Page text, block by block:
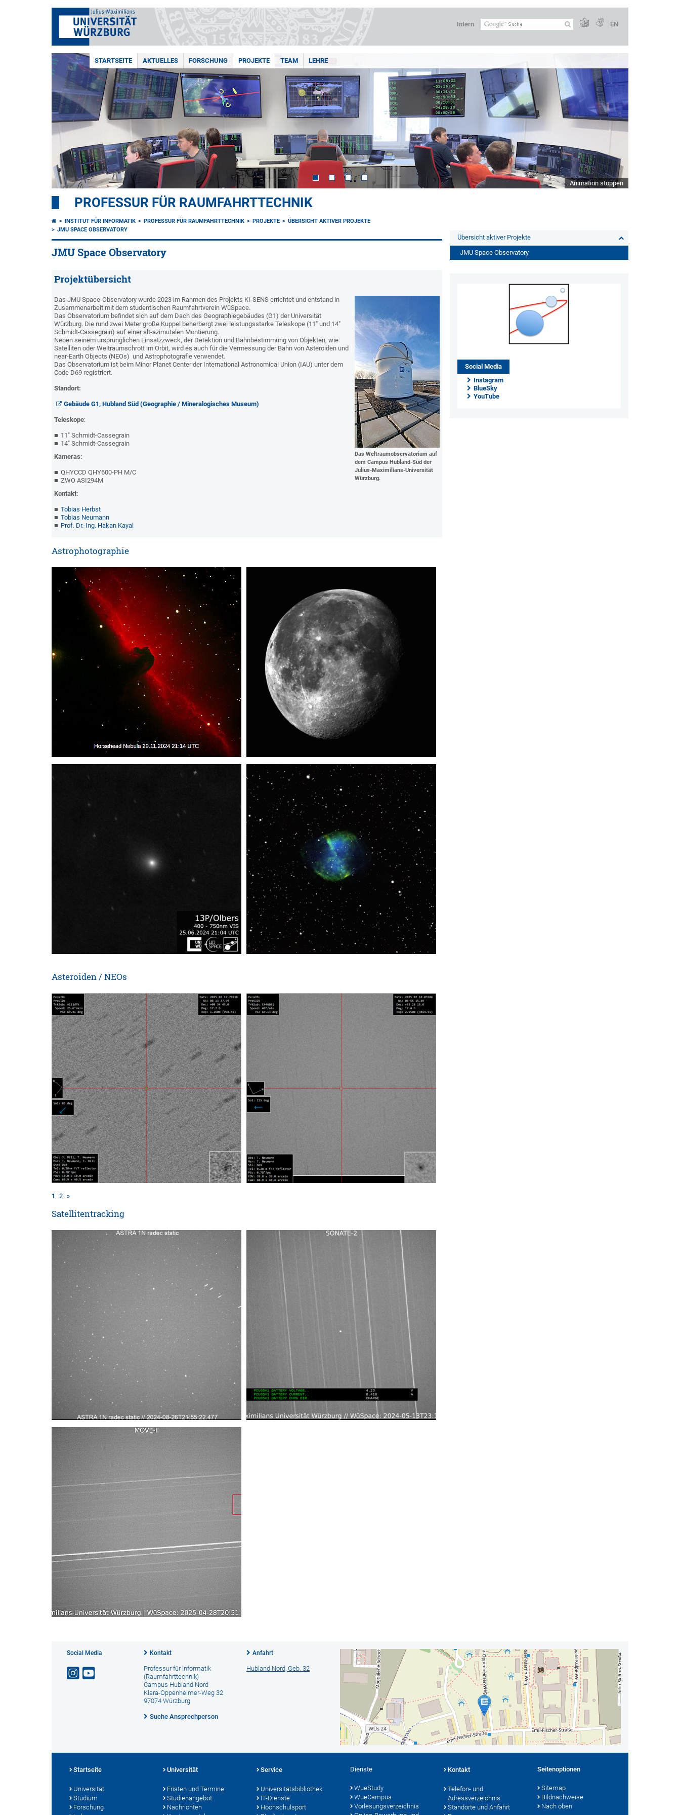
Intern EN
STARTSEITE AKTUELLES FORSCHUNG PROJEKTE TEAM LEHRE
Animation stoppen
PROFESSUR FÜR RAUMFAHRTTECHNIK
INSTITUT FÜR INFORMATIK PROFESSUR FÜR RAUMFAHRTTECHNIK PROJEKTE
ÜBERSICHT AKTIVER PROJEKTE
JMU SPACE OBSERVATORY
JMU Space Observatory
Projektübersicht
Das Weltraumobservatorium auf
dem Campus Hubland-Süd der
Julius-Maximilians-Universität
Würzburg.
Das JMU Space-Observatory wurde 2023 im Rahmen des Projekts KI-SENS errichtet und entstand in
Zusammenarbeit mit dem studentischen Raumfahrtverein WüSpace.
Das Observatorium befindet sich auf dem Dach des Geographiegebäudes (G1) der Universität
Würzburg. Die rund zwei Meter große Kuppel beherbergt zwei leistungsstarke Teleskope (11" und 14"
Schmidt-Cassegrain) auf einer alt-azimutalen Montierung.
Neben seinem ursprünglichen Einsatzzweck, der Detektion und Bahnbestimmung von Objekten, wie
Satelliten oder Weltraumschrott im Orbit, wird es auch für die Vermessung der Bahn von Asteroiden und
near-Earth Objects (NEOs) und Astrophotografie verwendet.
Das Observatorium ist beim Minor Planet Center der International Astronomical Union (IAU) unter dem
Code D69 registriert.
Standort:
Gebäude G1, Hubland Süd (Geographie / Mineralogisches Museum)
Teleskope:
11" Schmidt-Cassegrain
14" Schmidt-Cassegrain
Kameras:
QHYCCD QHY600-PH M/C
ZWO ASI294M
Kontakt:
Tobias Herbst
Tobias Neumann
Prof. Dr.-Ing. Hakan Kayal
Astrophotographie
Asteroiden / NEOs
1 2 »
Satellitentracking
Übersicht aktiver Projekte
JMU Space Observatory
Social Media
Instagram
BlueSky
YouTube
Social Media Kontakt
Professur für Informatik
(Raumfahrttechnik)
Campus Hubland Nord
Klara-Oppenheimer-Weg 32
97074 Würzburg
Suche Ansprechperson
Anfahrt
Hubland Nord, Geb. 32
Startseite
Universität
Studium
Forschung
Universität
Fristen und Termine
Studienangebot
Nachrichten
Service
Universitätsbibliothek
IT-Dienste
Hochschulsport
Dienste
WueStudy
WueCampus
Vorlesungsverzeichnis
Kontakt
Telefon- und
Adressverzeichnis
Standorte und Anfahrt
Seitenoptionen
Sitemap
Bildnachweise
Nach oben